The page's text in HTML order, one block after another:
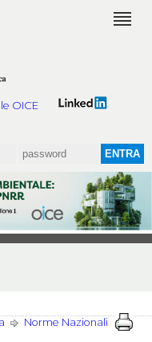
OICE
Norme Nazionali